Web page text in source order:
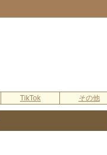
TikTok その他